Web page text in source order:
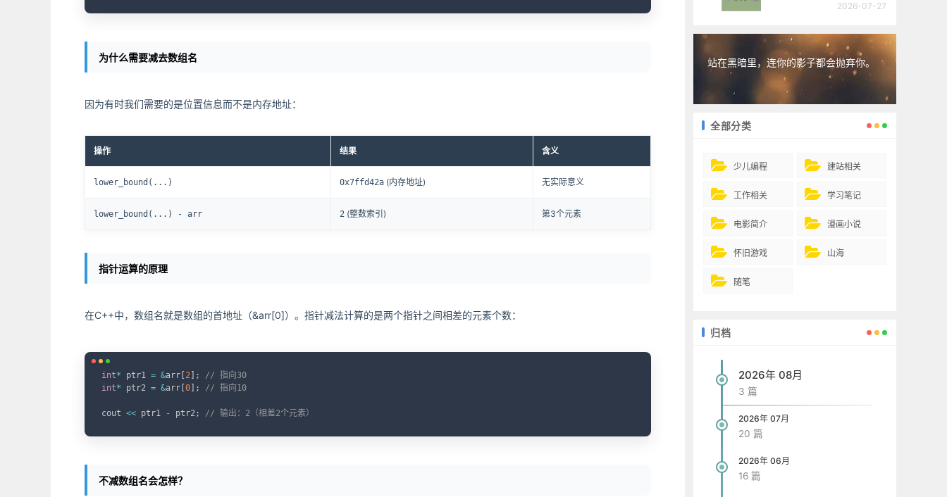
为什么需要减去数组名
因为有时我们需要的是位置信息而不是内存地址：
操作 结果 含义
lower_bound(...) 0x7ffd42a (内存地址) 无实际意义
lower_bound(...) - arr 2 (整数索引) 第3个元素
指针运算的原理
在C++中，数组名就是数组的首地址（&arr[0]）。指针减法计算的是两个指针之间相差的元素个数：
int* ptr1 = &arr 2 ;
// 指向30
int* ptr2 = &arr 0 ; // 指向10
cout << ptr1 - ptr2; // 输出：2（相差2个元素）
不减数组名会怎样？
2026-07-27
站在黑暗里，连你的影子都会抛弃你。
全部分类
少儿编程 建站相关
工作相关 学习笔记
电影简介 漫画小说
怀旧游戏 山海
随笔
归档
2026年 08月
3 篇
2026年 07月
20 篇
2026年 06月
16 篇